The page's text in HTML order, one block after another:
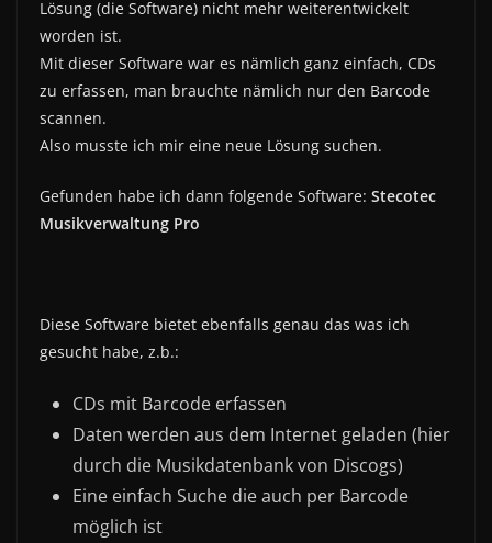
Lösung (die Software) nicht mehr weiterentwickelt
worden ist.
Mit dieser Software war es nämlich ganz einfach, CDs
zu erfassen, man brauchte nämlich nur den Barcode
scannen.
Also musste ich mir eine neue Lösung suchen.
Gefunden habe ich dann folgende Software: Stecotec
Musikverwaltung Pro
Diese Software bietet ebenfalls genau das was ich
gesucht habe, z.b.:
CDs mit Barcode erfassen
Daten werden aus dem Internet geladen (hier
durch die Musikdatenbank von Discogs)
Eine einfach Suche die auch per Barcode
möglich ist